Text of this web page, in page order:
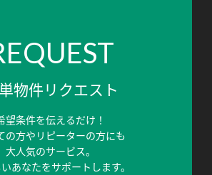
物件リクエスト
望条件を伝えるだけ！
の方やリピーターの方にも
大人気のサービス。
あなたをサポートします。